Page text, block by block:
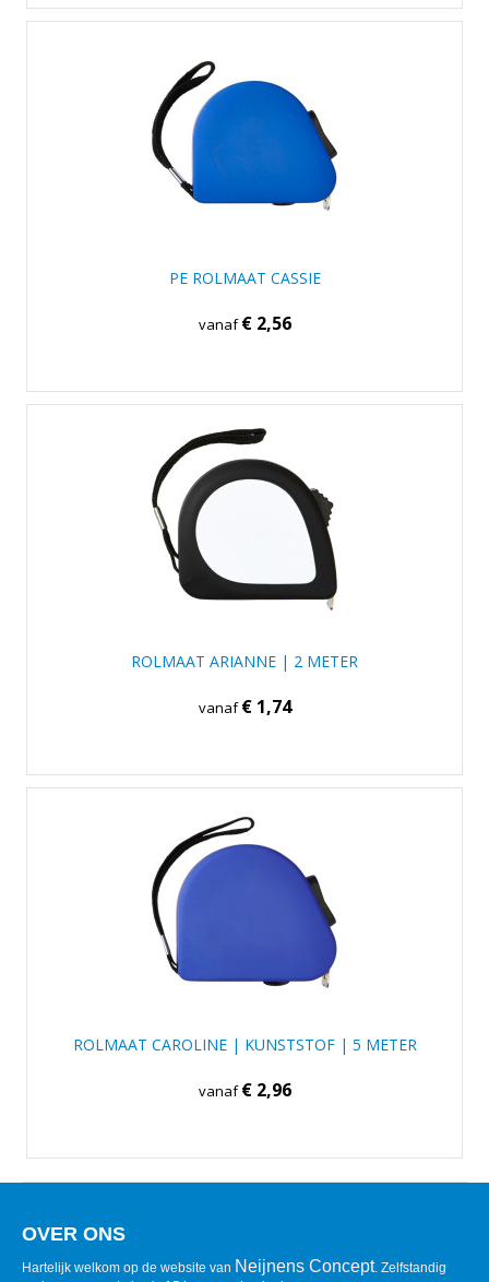
PE ROLMAAT CASSIE
vanaf€ 2,56
ROLMAAT ARIANNE | 2 METER
vanaf€ 1,74
ROLMAAT CAROLINE | KUNSTSTOF | 5 METER
vanaf€ 2,96
OVER ONS
Hartelijk welkom op de website van Neijnens Concept. Zelfstandig